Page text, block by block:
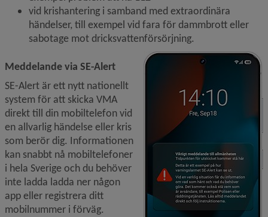
vid krishantering i samband med extraordinära
händelser, till exempel vid fara för dammbrott eller
sabotage mot dricksvattenförsörjning.
Meddelande via SE-Alert
SE-Alert är ett nytt nationellt
system för att skicka VMA
direkt till din mobiltelefon vid
en allvarlig händelse eller kris
som berör dig. Informationen
kan snabbt nå mobiltelefoner
i hela Sverige och du behöver
inte ladda ladda ner någon
app eller registrera ditt
mobilnummer i förväg.